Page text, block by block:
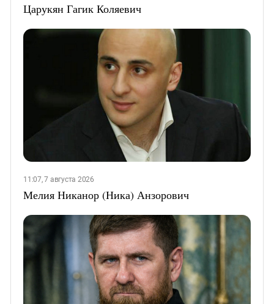
Царукян Гагик Коляевич
11:07, 7 августа 2026
Мелия Никанор (Ника) Анзорович